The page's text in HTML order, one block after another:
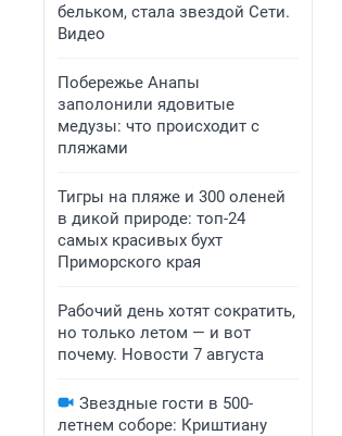
бельком, стала звездой Сети.
Видео
Побережье Анапы
заполонили ядовитые
медузы: что происходит с
пляжами
Тигры на пляже и 300 оленей
в дикой природе: топ-24
самых красивых бухт
Приморского края
Рабочий день хотят сократить,
но только летом — и вот
почему. Новости 7 августа
Звездные гости в 500-
летнем соборе: Криштиану